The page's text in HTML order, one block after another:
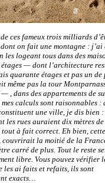
ces fameux trois milliards
on fait une montagne : j’ai
les logeant tous dans des
— dont l’architecture
quarante étages et pas un de
même pas la tour
, dans des appartements de
mes calculs sont raisonnables :
une ville, je dis bien :
les rues auraient dix mètres de
tout à fait correct. Eh bien,
couvrirait la moitié de la
carré de plus. Tout le reste
libre. Vous pouvez vérifier
les ai faits et refaits, ils sont
exacts…